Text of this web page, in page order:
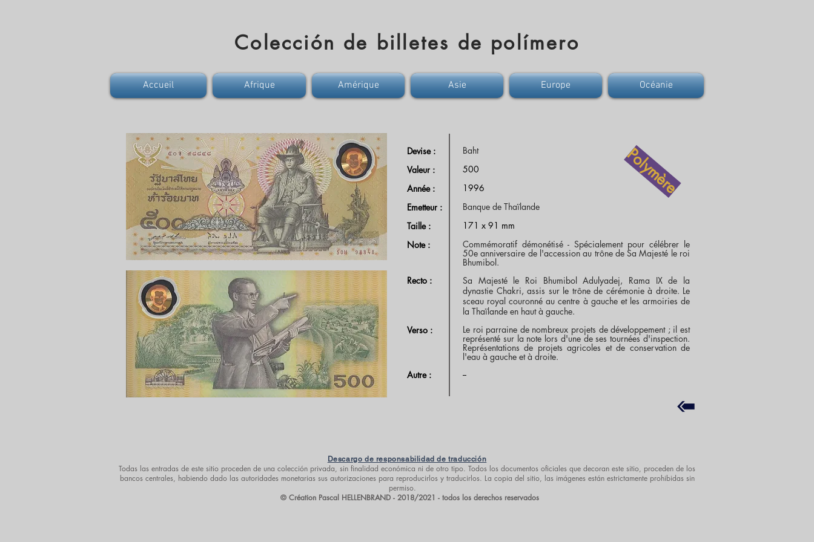
Colección de billetes de polímero
Accueil Afrique Amérique Asie Europe Océanie
Devise :
Baht
Valeur :
500
Année :
1996
Emetteur :
Banque de Thaïlande
Taille :
171 x 91 mm
Note :
Commémoratif démonétisé - Spécialement pour célébrer le
50e anniversaire de l'accession au trône de Sa Majesté le roi
Bhumibol.
Recto :
Sa Majesté le Roi Bhumibol Adulyadej, Rama IX de la
dynastie Chakri, assis sur le trône de cérémonie à droite. Le
sceau royal couronné au centre à gauche et les armoiries de
la Thaïlande en haut à gauche.
Verso :
Le roi parraine de nombreux projets de développement ; il est
représenté sur la note lors d'une de ses tournées d'inspection.
Représentations de projets agricoles et de conservation de
l'eau à gauche et à droite.
Autre :
--
Polymère
Descargo de responsabilidad de traducción
Todas las entradas de este sitio proceden de una colección privada, sin finalidad económica ni de otro tipo. Todos los documentos oficiales que decoran este sitio, proceden de los
bancos centrales, habiendo dado las autoridades monetarias sus autorizaciones para reproducirlos y traducirlos. La copia del sitio, las imágenes están estrictamente prohibidas sin
permiso.
© Création Pascal HELLENBRAND - 2018/2021 - todos los derechos reservados